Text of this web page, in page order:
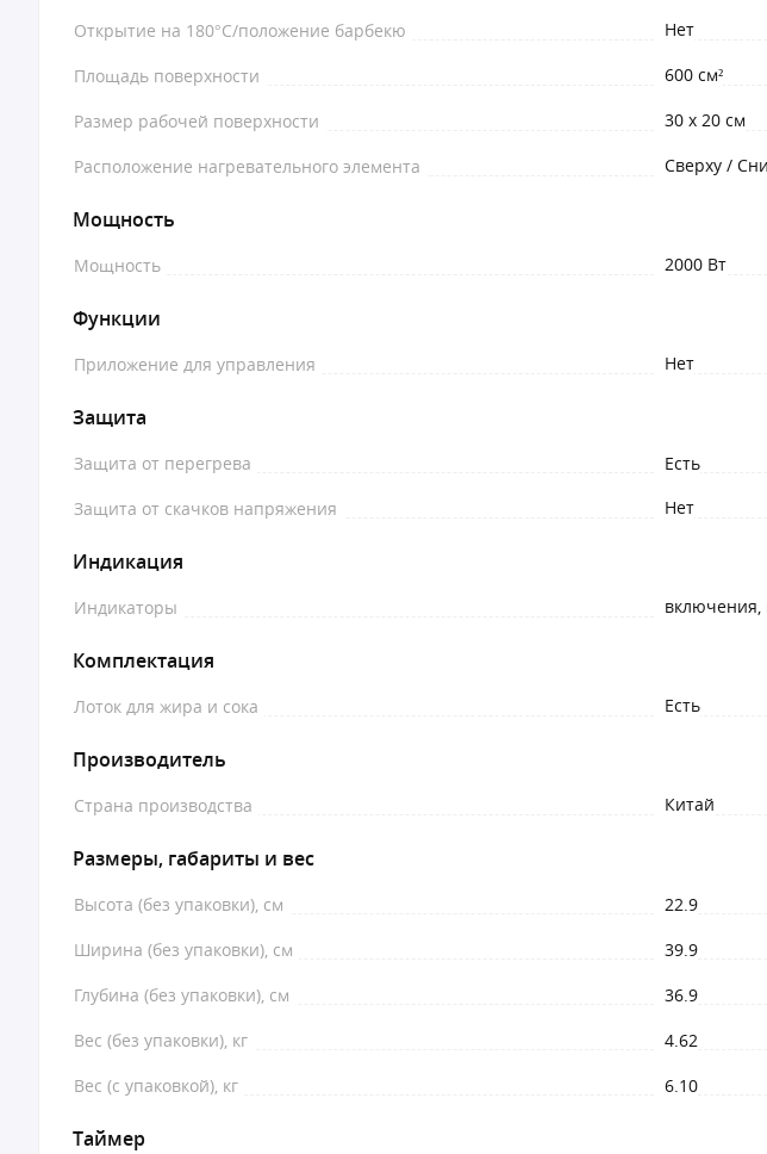
Открытие на 180°C/положение барбекю
Нет
Площадь поверхности 600 см²
Размер рабочей поверхности 30 х 20 см
Расположение нагревательного элемента Сверху /
Мощность
Мощность 2000 Вт
Функции
Приложение для управления Нет
Защита
Защита от перегрева
Есть
Защита от скачков напряжения
Нет
Индикация
Индикаторы включения,
Комплектация
Лоток для жира и сока Есть
Производитель
Страна производства Китай
Размеры, габариты и вес
Высота (без упаковки), см
22.9
Ширина (без упаковки), см
39.9
Глубина (без упаковки), см
36.9
Вес (без упаковки), кг
4.62
Вес (с упаковкой), кг
6.10
Таймер